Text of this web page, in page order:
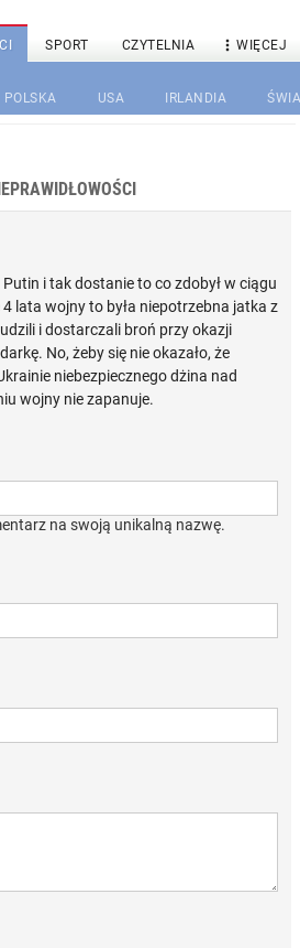
SPORT CZYTELNIA  WIĘCEJ
POLSKA USA IRLANDIA
i tak dostanie to co zdobył w ciągu
lata wojny to była niepotrzebna jatka z
i dostarczali broń przy okazji
No, żeby się nie okazało, że
niebezpiecznego dżina nad
wojny nie zapanuje.
na swoją unikalną nazwę.